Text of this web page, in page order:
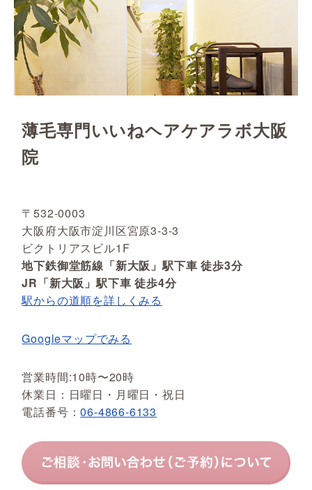
薄毛専門いいねヘアケアラボ大阪
院
〒532-0003
大阪府大阪市淀川区宮原3-3-3
ビクトリアスビル1F
地下鉄御堂筋線「新大阪」駅下車 徒歩3分
JR「新大阪」駅下車 徒歩4分
駅からの道順を詳しくみる
Googleマップでみる
営業時間:10時〜20時
休業日：日曜日・月曜日・祝日
電話番号：06-4866-6133